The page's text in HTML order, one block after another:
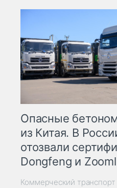
Опасные
из Китая. В
отозвали
Dongfeng и
Коммерческий транспорт